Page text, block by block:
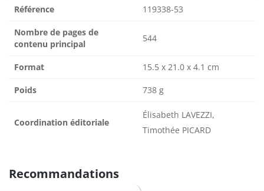
Référence 119338-53
Nombre de pages de
contenu principal
544
Format 15.5 x 21.0 x 4.1 cm
Poids 738 g
Coordination éditoriale
Élisabeth LAVEZZI,
Timothée PICARD
Recommandations